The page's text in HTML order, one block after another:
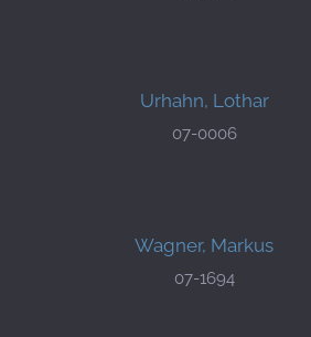
Urhahn, Lothar
07-0006
Wagner, Markus
07-1694